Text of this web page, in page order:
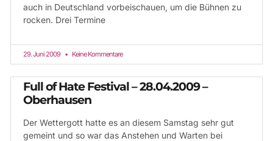
auch in Deutschland vorbeischauen, um die Bühnen zu
rocken. Drei Termine
29. Juni 2009 Keine Kommentare
Full of Hate Festival – 28.04.2009 –
Oberhausen
Der Wettergott hatte es an diesem Samstag sehr gut
gemeint und so war das Anstehen und Warten bei